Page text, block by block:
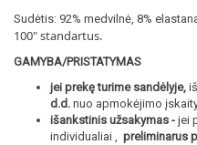
Sudėtis: 92% medvilnė, 8%
100" standartus.
GAMYBA/PRISTATYMAS
jei prekę turime sandėlyje,
d.d. nuo apmokėjimo
išankstinis užsakymas - jei
individualiai , preliminarus